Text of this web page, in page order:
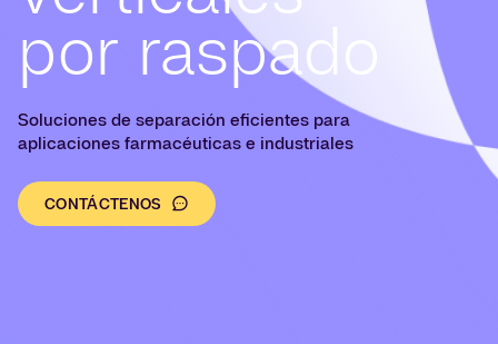
por raspado
Soluciones de separación eficientes para
aplicaciones farmacéuticas e industriales
CONTÁCTENOS